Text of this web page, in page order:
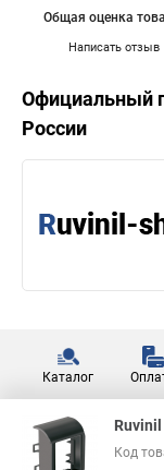
Написать отзыв
Общая оценка
Официальный
России
Каталог
Код